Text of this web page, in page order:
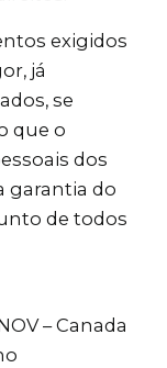
exigidos
já
se
que o
dos
garantia do
de todos
– Canada